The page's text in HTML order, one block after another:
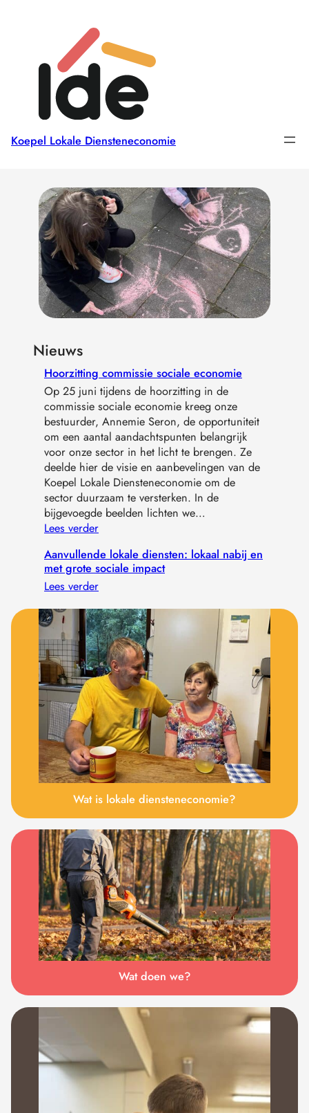
Koepel Lokale Diensteneconomie
Nieuws
Hoorzitting commissie sociale economie
Op 25 juni tijdens de hoorzitting in de
commissie sociale economie kreeg onze
bestuurder, Annemie Seron, de opportuniteit
om een aantal aandachtspunten belangrijk
voor onze sector in het licht te brengen. Ze
deelde hier de visie en aanbevelingen van de
Koepel Lokale Diensteneconomie om de
sector duurzaam te versterken. In de
bijgevoegde beelden lichten we…
Lees verder
Aanvullende lokale diensten: lokaal nabij en
met grote sociale impact
Lees verder
Wat is lokale diensteneconomie?
Wat doen we?